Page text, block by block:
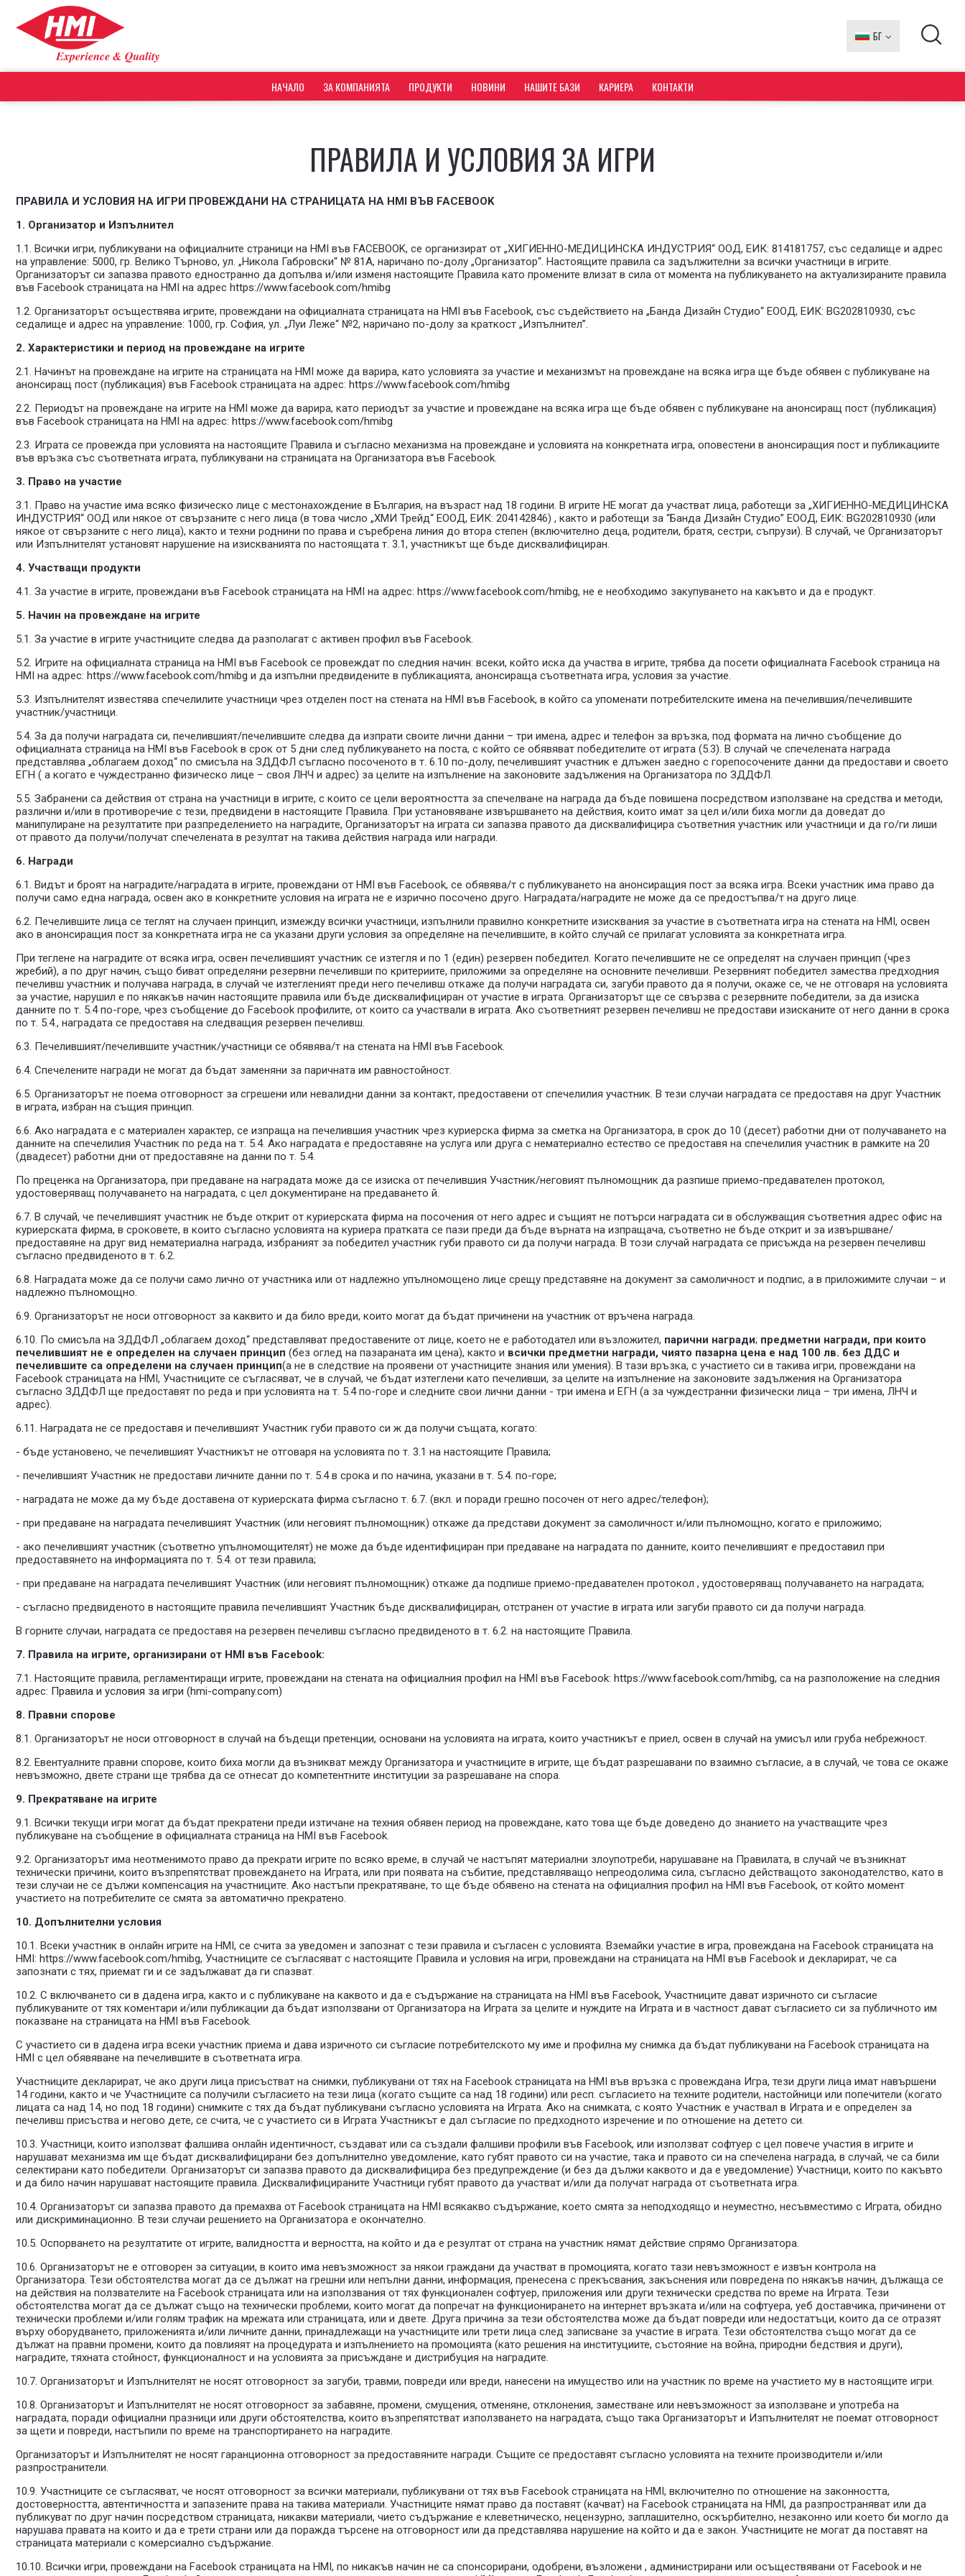
БГ
НАЧАЛО ЗА КОМПАНИЯТА ПРОДУКТИ НОВИНИ НАШИТЕ БАЗИ КАРИЕРА КОНТАКТИ
ПРАВИЛА И УСЛОВИЯ ЗА ИГРИ
ПРАВИЛА И УСЛОВИЯ НА ИГРИ ПРОВЕЖДАНИ НА СТРАНИЦАТА НА HMI ВЪВ FACEBOOK
1. Организатор и Изпълнител
1.1. Всички игри, публикувани на официалните страници на HMI във FACEBOOK, се организират от „ХИГИЕННО-МЕДИЦИНСКА ИНДУСТРИЯ“ ООД, ЕИК: 814181757, със седалище и адрес
на управление: 5000, гр. Велико Търново, ул. „Никола Габровски“ № 81А, наричано по-долу „Организатор“. Настоящите правила са задължителни за всички участници в игрите.
Организаторът си запазва правото едностранно да допълва и/или изменя настоящите Правила като промените влизат в сила от момента на публикуването на актуализираните правила
във Facebook страницата на HMI на адрес https://www.facebook.com/hmibg
1.2. Организаторът осъществява игрите, провеждани на официалната страницата на HMI във Facebook, със съдействието на „Банда Дизайн Студио“ ЕООД, ЕИК: BG202810930, със
седалище и адрес на управление: 1000, гр. София, ул. „Луи Леже“ №2, наричано по-долу за краткост „Изпълнител”.
2. Характеристики и период на провеждане на игрите
2.1. Начинът на провеждане на игрите на страницата на HMI може да варира, като условията за участие и механизмът на провеждане на всяка игра ще бъде обявен с публикуване на
анонсиращ пост (публикация) във Facebook страницата на адрес: https://www.facebook.com/hmibg
2.2. Периодът на провеждане на игрите на HMI може да варира, като периодът за участие и провеждане на всяка игра ще бъде обявен с публикуване на анонсиращ пост (публикация)
във Facebook страницата на HMI на адрес: https://www.facebook.com/hmibg
2.3. Играта се провежда при условията на настоящите Правила и съгласно механизма на провеждане и условията на конкретната игра, оповестени в анонсиращия пост и публикациите
във връзка със съответната играта, публикувани на страницата на Организатора във Facebook.
3. Право на участие
3.1. Право на участие има всяко физическо лице с местонахождение в България, на възраст над 18 години. В игрите НЕ могат да участват лица, работещи за „ХИГИЕННО-МЕДИЦИНСКА
ИНДУСТРИЯ“ ООД или някое от свързаните с него лица (в това число „ХМИ Трейд“ ЕООД, ЕИК: 204142846) , както и работещи за “Банда Дизайн Студио” ЕООД, ЕИК: BG202810930 (или
някое от свързаните с него лица), както и техни роднини по права и съребрена линия до втора степен (включително деца, родители, братя, сестри, съпрузи). В случай, че Организаторът
или Изпълнителят установят нарушение на изискванията по настоящата т. 3.1, участникът ще бъде дисквалифициран.
4. Участващи продукти
4.1. За участие в игрите, провеждани във Facebook страницата на HMI на адрес: https://www.facebook.com/hmibg, не е необходимо закупуването на какъвто и да е продукт.
5. Начин на провеждане на игрите
5.1. За участие в игрите участниците следва да разполагат с активен профил във Facebook.
5.2. Игрите на официалната страница на HMI във Facebook се провеждат по следния начин: всеки, който иска да участва в игрите, трябва да посети официалната Facebook страница на
HMI на адрес: https://www.facebook.com/hmibg и да изпълни предвидените в публикацията, анонсираща съответната игра, условия за участие.
5.3. Изпълнителят известява спечелилите участници чрез отделен пост на стената на HMI във Facebook, в който са упоменати потребителските имена на печелившия/печелившите
участник/участници.
5.4. За да получи наградата си, печелившият/печелившите следва да изпрати своите лични данни – три имена, адрес и телефон за връзка, под формата на лично съобщение до
официалната страница на HMI във Facebook в срок от 5 дни след публикуването на поста, с който се обявяват победителите от играта (5.3). В случай че спечелената награда
представлява „облагаем доход“ по смисъла на ЗДДФЛ съгласно посоченото в т. 6.10 по-долу, печелившият участник е длъжен заедно с горепосочените данни да предостави и своето
ЕГН ( а когато е чуждестранно физическо лице – своя ЛНЧ и адрес) за целите на изпълнение на законовите задължения на Организатора по ЗДДФЛ.
5.5. Забранени са действия от страна на участници в игрите, с които се цели вероятността за спечелване на награда да бъде повишена посредством използване на средства и методи,
различни и/или в противоречие с тези, предвидени в настоящите Правила. При установяване извършването на действия, които имат за цел и/или биха могли да доведат до
манипулиране на резултатите при разпределението на наградите, Организаторът на играта си запазва правото да дисквалифицира съответния участник или участници и да го/ги лиши
от правото да получи/получат спечелената в резултат на такива действия награда или награди.
6. Награди
6.1. Видът и броят на наградите/наградата в игрите, провеждани от HMI във Facebook, се обявява/т с публикуването на анонсиращия пост за всяка игра. Всеки участник има право да
получи само една награда, освен ако в конкретните условия на играта не е изрично посочено друго. Наградата/наградите не може да се предостъпва/т на друго лице.
6.2. Печелившите лица се теглят на случаен принцип, измежду всички участници, изпълнили правилно конкретните изисквания за участие в съответната игра на стената на HMI, освен
ако в анонсиращия пост за конкретната игра не са указани други условия за определяне на печелившите, в който случай се прилагат условията за конкретната игра.
При теглене на наградите от всяка игра, освен печелившият участник се изтегля и по 1 (един) резервен победител. Когато печелившите не се определят на случаен принцип (чрез
жребий), а по друг начин, също биват определяни резервни печеливши по критериите, приложими за определяне на основните печеливши. Резервният победител замества предходния
печеливш участник и получава награда, в случай че изтегленият преди него печеливш откаже да получи наградата си, загуби правото да я получи, окаже се, че не отговаря на условията
за участие, нарушил е по някакъв начин настоящите правила или бъде дисквалифициран от участие в играта. Организаторът ще се свързва с резервните победители, за да изиска
данните по т. 5.4 по-горе, чрез съобщение до Facebook профилите, от които са участвали в играта. Ако съответният резервен печеливш не предостави изисканите от него данни в срока
по т. 5.4., наградата се предоставя на следващия резервен печеливш.
6.3. Печелившият/печелившите участник/участници се обявява/т на стената на HMI във Facebook.
6.4. Спечелените награди не могат да бъдат заменяни за паричната им равностойност.
6.5. Организаторът не поема отговорност за сгрешени или невалидни данни за контакт, предоставени от спечелилия участник. В тези случаи наградата се предоставя на друг Участник
в играта, избран на същия принцип.
6.6. Ако наградата е с материален характер, се изпраща на печелившия участник чрез куриерска фирма за сметка на Организатора, в срок до 10 (десет) работни дни от получаването на
данните на спечелилия Участник по реда на т. 5.4. Ако наградата е предоставяне на услуга или друга с нематериално естество се предоставя на спечелилия участник в рамките на 20
(двадесет) работни дни от предоставяне на данни по т. 5.4.
По преценка на Организатора, при предаване на наградата може да се изиска от печелившия Участник/неговият пълномощник да разпише приемо-предавателен протокол,
удостоверяващ получаването на наградата, с цел документиране на предаването й.
6.7. В случай, че печелившият участник не бъде открит от куриерската фирма на посочения от него адрес и същият не потърси наградата си в обслужващия съответния адрес офис на
куриерската фирма, в сроковете, в които съгласно условията на куриера пратката се пази преди да бъде върната на изпращача, съответно не бъде открит и за извършване/
предоставяне на друг вид нематериална награда, избраният за победител участник губи правото си да получи награда. В този случай наградата се присъжда на резервен печеливш
съгласно предвиденото в т. 6.2.
6.8. Наградата може да се получи само лично от участника или от надлежно упълномощено лице срещу представяне на документ за самоличност и подпис, а в приложимите случаи – и
надлежно пълномощно.
6.9. Организаторът не носи отговорност за каквито и да било вреди, които могат да бъдат причинени на участник от връчена награда.
6.10. По смисъла на ЗДДФЛ „облагаем доход“ представляват предоставените от лице, което не е работодател или възложител, парични награди; предметни награди, при които
печелившият не е определен на случаен принцип (без оглед на пазараната им цена), както и всички предметни награди, чиято пазарна цена е над 100 лв. без ДДС и
печелившите са определени на случаен принцип(а не в следствие на проявени от участниците знания или умения). В тази връзка, с участието си в такива игри, провеждани на
Facebook страницата на HMI, Участниците се съгласяват, че в случай, че бъдат изтеглени като печеливши, за целите на изпълнение на законовите задължения на Организатора
съгласно ЗДДФЛ ще предоставят по реда и при условията на т. 5.4 по-горе и следните свои лични данни - три имена и ЕГН (а за чуждестранни физически лица – три имена, ЛНЧ и
адрес).
6.11. Наградата не се предоставя и печелившият Участник губи правото си ж да получи същата, когато:
- бъде установено, че печелившият Участникът не отговаря на условията по т. 3.1 на настоящите Правила;
- печелившият Участник не предостави личните данни по т. 5.4 в срока и по начина, указани в т. 5.4. по-горе;
- наградата не може да му бъде доставена от куриерската фирма съгласно т. 6.7. (вкл. и поради грешно посочен от него адрес/телефон);
- при предаване на наградата печелившият Участник (или неговият пълномощник) откаже да представи документ за самоличност и/или пълномощно, когато е приложимо;
- ако печелившият участник (съответно упълномощителят) не може да бъде идентифициран при предаване на наградата по данните, които печелившият е предоставил при
предоставянето на информацията по т. 5.4. от тези правила;
- при предаване на наградата печелившият Участник (или неговият пълномощник) откаже да подпише приемо-предавателен протокол , удостоверяващ получаването на наградата;
- съгласно предвиденото в настоящите правила печелившият Участник бъде дисквалифициран, отстранен от участие в играта или загуби правото си да получи награда.
В горните случаи, наградата се предоставя на резервен печеливш съгласно предвиденото в т. 6.2. на настоящите Правила.
7. Правила на игрите, организирани от HMI във Facebook:
7.1. Настоящите правила, регламентиращи игрите, провеждани на стената на официалния профил на HMI във Facebook: https://www.facebook.com/hmibg, са на разположение на следния
адрес: Правила и условия за игри (hmi-company.com)
8. Правни спорове
8.1. Организаторът не носи отговорност в случай на бъдещи претенции, основани на условията на играта, които участникът е приел, освен в случай на умисъл или груба небрежност.
8.2. Евентуалните правни спорове, които биха могли да възникват между Организатора и участниците в игрите, ще бъдат разрешавани по взаимно съгласие, а в случай, че това се окаже
невъзможно, двете страни ще трябва да се отнесат до компетентните институции за разрешаване на спора.
9. Прекратяване на игрите
9.1. Всички текущи игри могат да бъдат прекратени преди изтичане на техния обявен период на провеждане, като това ще бъде доведено до знанието на участващите чрез
публикуване на съобщение в официалната страница на HMI във Facebook.
9.2. Организаторът има неотменимото право да прекрати игрите по всяко време, в случай че настъпят материални злоупотреби, нарушаване на Правилата, в случай че възникнат
технически причини, които възпрепятстват провеждането на Играта, или при появата на събитие, представляващо непреодолима сила, съгласно действащото законодателство, като в
тези случаи не се дължи компенсация на участниците. Ако настъпи прекратяване, то ще бъде обявено на стената на официалния профил на HMI във Facebook, от който момент
участието на потребителите се смята за автоматично прекратено.
10. Допълнителни условия
10.1. Всеки участник в онлайн игрите на HMI, се счита за уведомен и запознат с тези правила и съгласен с условията. Вземайки участие в игра, провеждана на Facebook страницата на
HMI: https://www.facebook.com/hmibg, Участниците се съгласяват с настоящите Правила и условия на игри, провеждани на страницата на HMI във Facebook и декларират, че са
запознати с тях, приемат ги и се задължават да ги спазват.
10.2. С включването си в дадена игра, както и с публикуване на каквото и да е съдържание на страницата на HMI във Facebook, Участниците дават изричното си съгласие
публикуваните от тях коментари и/или публикации да бъдат използвани от Организатора на Играта за целите и нуждите на Играта и в частност дават съгласието си за публичното им
показване на страницата на HMI във Facebook.
С участието си в дадена игра всеки участник приема и дава изричното си съгласие потребителското му име и профилна му снимка да бъдат публикувани на Facebook страницата на
HMI с цел обявяване на печелившите в съответната игра.
Участниците декларират, че ако други лица присъстват на снимки, публикувани от тях на Facebook страницата на HMI във връзка с провеждана Игра, тези други лица имат навършени
14 години, както и че Участниците са получили съгласието на тези лица (когато същите са над 18 години) или респ. съгласието на техните родители, настойници или попечители (когато
лицата са над 14, но под 18 години) снимките с тях да бъдат публикувани съгласно условията на Играта. Ако на снимката, с която Участник е участвал в Играта и e определен за
печеливш присъства и негово дете, се счита, че с участието си в Играта Участникът е дал съгласие по предходното изречение и по отношение на детето си.
10.3. Участници, които използват фалшива онлайн идентичност, създават или са създали фалшиви профили във Facebook, или използват софтуер с цел повече участия в игрите и
нарушават механизма им ще бъдат дисквалифицирани без допълнително уведомление, като губят правото си на участие, така и правото си на спечелена награда, в случай, че са били
селектирани като победители. Организаторът си запазва правото да дисквалифицира без предупреждение (и без да дължи каквото и да е уведомление) Участници, които по какъвто
и да било начин нарушават настоящите правила. Дисквалифицираните Участници губят правото да участват и/или да получат награда от съответната игра.
10.4. Организаторът си запазва правото да премахва от Facebook страницата на HMI всякакво съдържание, което смята за неподходящо и неуместно, несъвместимо с Играта, обидно
или дискриминационно. В тези случаи решението на Организатора е окончателно.
10.5. Оспорването на резултатите от игрите, валидността и верността, на който и да е резултат от страна на участник нямат действие спрямо Организатора.
10.6. Организаторът не е отговорен за ситуации, в които има невъзможност за някои граждани да участват в промоцията, когато тази невъзможност е извън контрола на
Организатора. Тези обстоятелства могат да се дължат на грешни или непълни данни, информация, пренесена с прекъсвания, закъснения или повредена по някакъв начин, дължаща се
на действия на ползвателите на Facebook страницата или на използвания от тях функционален софтуер, приложения или други технически средства по време на Играта. Тези
обстоятелства могат да се дължат също на технически проблеми, които могат да попречат на функционирането на интернет връзката и/или на софтуера, уеб доставчика, причинени от
технически проблеми и/или голям трафик на мрежата или страницата, или и двете. Друга причина за тези обстоятелства може да бъдат повреди или недостатъци, които да се отразят
върху оборудването, приложенията и/или личните данни, принадлежащи на участниците или трети лица след записване за участие в играта. Тези обстоятелства също могат да се
дължат на правни промени, които да повлияят на процедурата и изпълнението на промоцията (като решения на институциите, състояние на война, природни бедствия и други),
наградите, тяхната стойност, функционалност и на условията за присъждане и дистрибуция на наградите.
10.7. Организаторът и Изпълнителят не носят отговорност за загуби, травми, повреди или вреди, нанесени на имущество или на участник по време на участието му в настоящите игри.
10.8. Организаторът и Изпълнителят не носят отговорност за забавяне, промени, смущения, отменяне, отклонения, заместване или невъзможност за използване и употреба на
наградата, поради официални празници или други обстоятелства, които възпрепятстват използването на наградата, също така Организаторът и Изпълнителят не поемат отговорност
за щети и повреди, настъпили по време на транспортирането на наградите.
Организаторът и Изпълнителят не носят гаранционна отговорност за предоставяните награди. Същите се предоставят съгласно условията на техните производители и/или
разпространители.
10.9. Участниците се съгласяват, че носят отговорност за всички материали, публикувани от тях във Facebook страницата на HMI, включително по отношение на законността,
достоверността, автентичността и запазените права на такива материали. Участниците нямат право да поставят (качват) на Facebook страницата на HMI, да разпространяват или да
публикуват по друг начин посредством страницата, никакви материали, чието съдържание е клеветническо, нецензурно, заплашително, оскърбително, незаконно или което би могло да
нарушава правата на които и да е трети страни или да поражда търсене на отговорност или да представлява нарушение на който и да е закон. Участниците не могат да поставят на
страницата материали с комерсиално съдържание.
10.10. Всички игри, провеждани на Facebook страницата на HMI, по никакъв начин не са спонсорирани, одобрени, възложени , администрирани или осъществявани от Facebook и не